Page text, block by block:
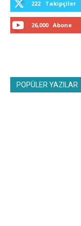
222 Takipçiler
26,000 Abone
POPÜLER YAZILAR